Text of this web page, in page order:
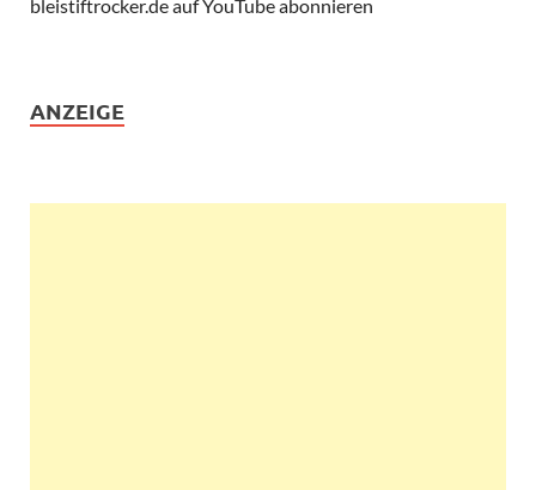
bleistiftrocker.de auf YouTube abonnieren
ANZEIGE